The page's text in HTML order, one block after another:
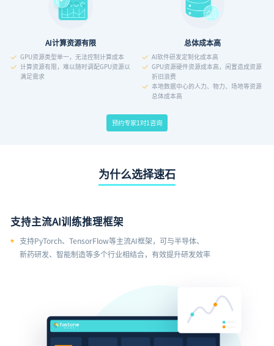
AI计算资源有限
GPU资源类型单一，无法控制计算成本
计算资源有限，难以随时调配GPU资源以
满足需求
总体成本高
AI软件研发定制化成本高
GPU资源硬件资源成本高，闲置造成资源
折旧浪费
本地数据中心的人力、物力、场地等资源
总体成本高
预约专家1对1咨询
为什么选择速石
支持主流AI训练推理框架
支持PyTorch、TensorFlow等主流AI框架，可与半导体、
新药研发、智能制造等多个行业相结合，有效提升研发效率